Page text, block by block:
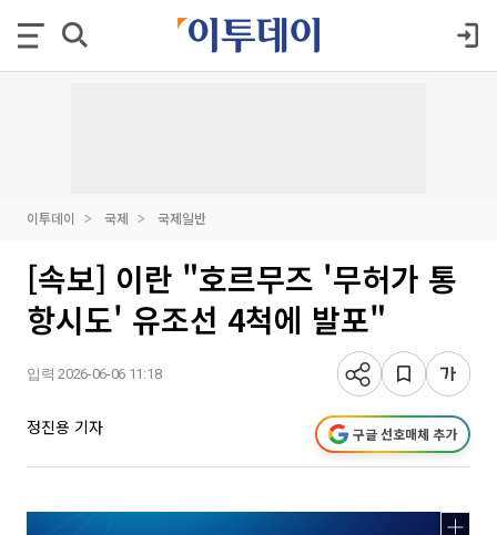
이투데이 국제 국제일반
[속보] 이란 "호르무즈 '무허가 통
항시도' 유조선 4척에 발포"
입력 2026-06-06 11:18
정진용 기자 구글 선호매체 추가